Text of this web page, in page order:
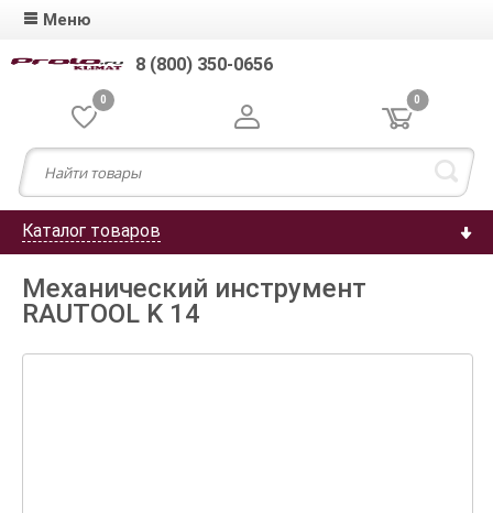
Меню
8 (800) 350-0656
0 0
Каталог товаров
Механический инструмент
RAUTOOL K 14